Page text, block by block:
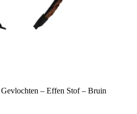
– Effen Stof – Bruin